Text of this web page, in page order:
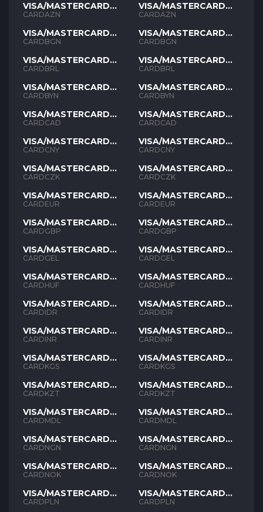
VISA/MASTERCARD
AZN
CARDAZN
VISA/MASTERCARD
BGN
CARDBGN
VISA/MASTERCARD
BRL
CARDBRL
VISA/MASTERCARD
BYN
CARDBYN
VISA/MASTERCARD
CAD
CARDCAD
VISA/MASTERCARD
CNY
CARDCNY
VISA/MASTERCARD
CZK
CARDCZK
VISA/MASTERCARD
EUR
CARDEUR
VISA/MASTERCARD
GBP
CARDGBP
VISA/MASTERCARD
GEL
CARDGEL
VISA/MASTERCARD
HUF
CARDHUF
VISA/MASTERCARD
IDR
CARDIDR
VISA/MASTERCARD
INR
CARDINR
VISA/MASTERCARD
KGS
CARDKGS
VISA/MASTERCARD
KZT
CARDKZT
VISA/MASTERCARD
MDL
CARDMDL
VISA/MASTERCARD
NGN
CARDNGN
VISA/MASTERCARD
NOK
CARDNOK
VISA/MASTERCARD
PLN
CARDPLN
VISA/MASTERCARD
AZN
CARDAZN
VISA/MASTERCARD
BGN
CARDBGN
VISA/MASTERCARD
BRL
CARDBRL
VISA/MASTERCARD
BYN
CARDBYN
VISA/MASTERCARD
CAD
CARDCAD
VISA/MASTERCARD
CNY
CARDCNY
VISA/MASTERCARD
CZK
CARDCZK
VISA/MASTERCARD
EUR
CARDEUR
VISA/MASTERCARD
GBP
CARDGBP
VISA/MASTERCARD
GEL
CARDGEL
VISA/MASTERCARD
HUF
CARDHUF
VISA/MASTERCARD
IDR
CARDIDR
VISA/MASTERCARD
INR
CARDINR
VISA/MASTERCARD
KGS
CARDKGS
VISA/MASTERCARD
KZT
CARDKZT
VISA/MASTERCARD
MDL
CARDMDL
VISA/MASTERCARD
NGN
CARDNGN
VISA/MASTERCARD
NOK
CARDNOK
VISA/MASTERCARD
PLN
CARDPLN